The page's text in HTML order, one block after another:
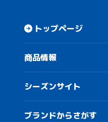
トップページ
商品情報
シーズンサイト
ブランドからさがす